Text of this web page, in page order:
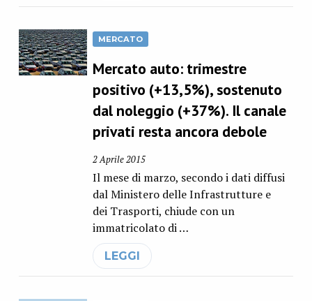
MERCATO
Mercato auto: trimestre
positivo (+13,5%), sostenuto
dal noleggio (+37%). Il canale
privati resta ancora debole
2 Aprile 2015
Il mese di marzo, secondo i dati diffusi
dal Ministero delle Infrastrutture e
dei Trasporti, chiude con un
immatricolato di …
LEGGI